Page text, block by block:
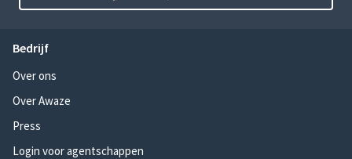
Bedrijf
Over ons
Over Awaze
Press
Login voor agentschappen